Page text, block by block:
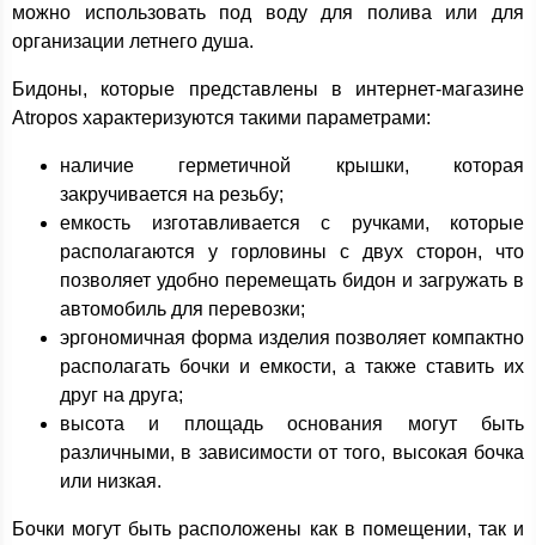
можно использовать под воду для полива или для
организации летнего душа.
Бидоны, которые представлены в интернет-магазине
Atropos характеризуются такими параметрами:
наличие герметичной крышки, которая
закручивается на резьбу;
емкость изготавливается с ручками, которые
располагаются у горловины с двух сторон, что
позволяет удобно перемещать бидон и загружать в
автомобиль для перевозки;
эргономичная форма изделия позволяет компактно
располагать бочки и емкости, а также ставить их
друг на друга;
высота и площадь основания могут быть
различными, в зависимости от того, высокая бочка
или низкая.
Бочки могут быть расположены как в помещении, так и